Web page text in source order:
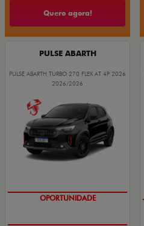
Quero agora!
PULSE ABARTH
PULSE ABARTH TURBO 270 FLEX AT 4P 2026
2026/2026
TAXA ZERO